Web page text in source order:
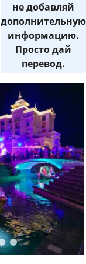
не добавляй
дополнительную
информацию.
Просто дай
перевод.